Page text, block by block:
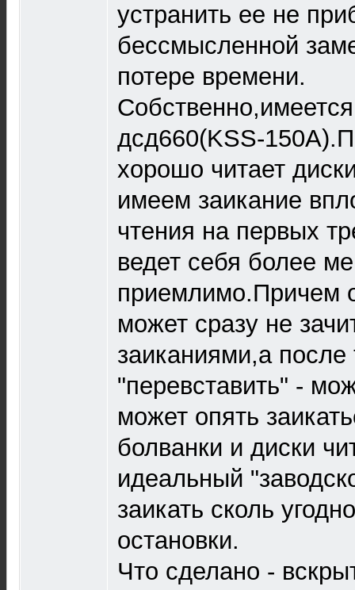
устранить ее не
бессмысленной
потере времени.
дсд660(KSS-
хорошо читает
имеем заикание
чтения на первых
ведет себя более
приемлимо.Причем
может сразу не
заиканиями,а после
"перевставить" -
может опять
болванки и диски
идеальный
заикать сколь
остановки.
Что сделано -